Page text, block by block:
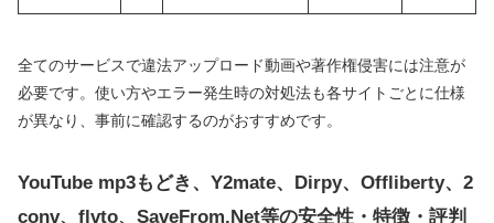
全てのサービスで違法アップロード動画や著作権侵害には注意が
必要です。使い方やエラー発生時の対処法も各サイトごとに仕様
が異なり、事前に確認するのがおすすめです。
YouTube mp3もどき、Y2mate、Dirpy、Offliberty、2
conv、flvto、SaveFrom.Net等の安全性・特徴・評判